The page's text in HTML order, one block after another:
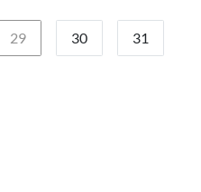
29 30 31